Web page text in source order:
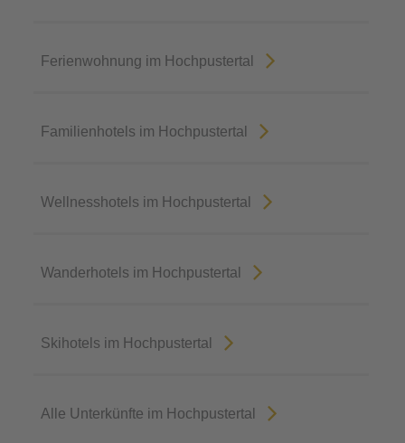
Ferienwohnung im Hochpustertal
Familienhotels im Hochpustertal
Wellnesshotels im Hochpustertal
Wanderhotels im Hochpustertal
Skihotels im Hochpustertal
Alle Unterkünfte im Hochpustertal